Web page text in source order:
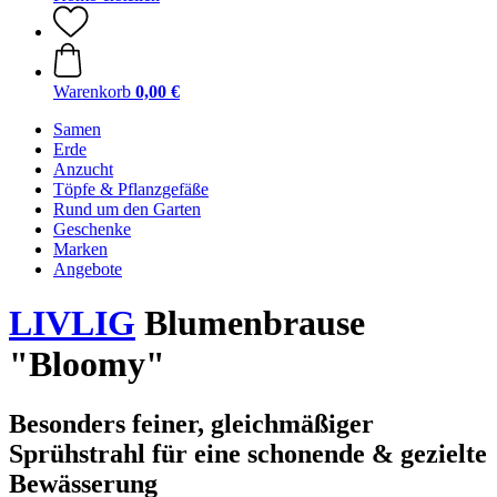
Warenkorb 0,00 €
Samen
Erde
Anzucht
Töpfe & Pflanzgefäße
Rund um den Garten
Geschenke
Marken
Angebote
LIVLIG Blumenbrause
"Bloomy"
Besonders feiner, gleichmäßiger
Sprühstrahl für eine schonende & gezielte
Bewässerung